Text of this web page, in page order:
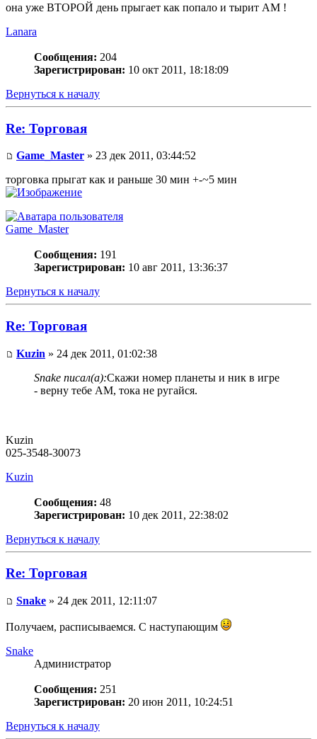
она уже ВТОРОЙ день прыгает как попало и тырит АМ !
Lanara
Сообщения: 204
Зарегистрирован: 10 окт 2011, 18:18:09
Вернуться к началу
Re: Торговая
Game_Master » 23 дек 2011, 03:44:52
торговка прыгат как и раньше 30 мин +-~5 мин
Game_Master
Сообщения: 191
Зарегистрирован: 10 авг 2011, 13:36:37
Вернуться к началу
Re: Торговая
Kuzin » 24 дек 2011, 01:02:38
Snake писал(а):Скажи номер планеты и ник в игре
- верну тебе АМ, тока не ругайся.
Kuzin
025-3548-30073
Kuzin
Сообщения: 48
Зарегистрирован: 10 дек 2011, 22:38:02
Вернуться к началу
Re: Торговая
Snake » 24 дек 2011, 12:11:07
Получаем, расписываемся. С наступающим
Snake
Администратор
Сообщения: 251
Зарегистрирован: 20 июн 2011, 10:24:51
Вернуться к началу